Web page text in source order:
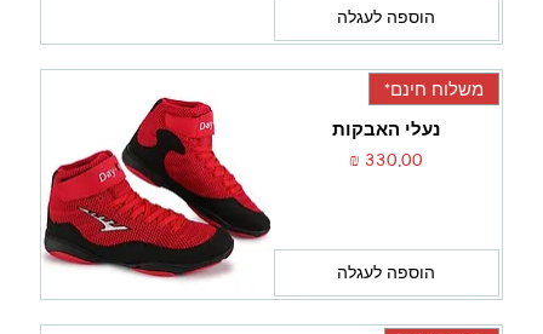
הוספה לעגלה
משלוח חינם*
נעלי האבקות
מחיר
הוספה לעגלה